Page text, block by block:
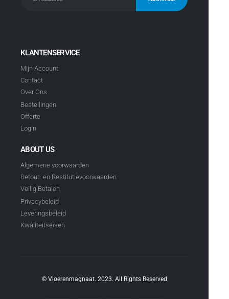
KLANTENSERVICE
Mijn Account
Contact
Over Ons
Bestellingen
Offerte
Login
ABOUT US
Algemene voorwaarden
Retour- en Restitutievoorwaarden
Veilig Betalen
Privacybeleid
Leveringsbeleid
Kwaliteitseisen
© Vloerenmagnaat. 2023. All Rights Reserved